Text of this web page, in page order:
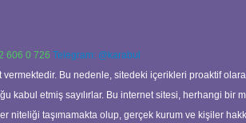
606 0 726 Telegram: @karabul
vermektedir. Bu nedenle, sitedeki içerikleri proaktif
kabul etmiş sayılırlar. Bu internet sitesi, herhangi bir
niteliği taşımamakta olup, gerçek kurum ve kişiler